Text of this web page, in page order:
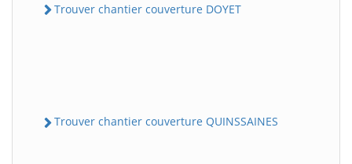
Trouver chantier couverture DOYET
Trouver chantier couverture QUINSSAINES